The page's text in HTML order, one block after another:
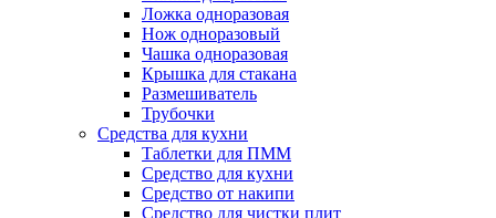
Ложка одноразовая
Нож одноразовый
Чашка одноразовая
Крышка для стакана
Размешиватель
Трубочки
Средства для кухни
Таблетки для ПММ
Средство для кухни
Средство от накипи
Средство для чистки плит